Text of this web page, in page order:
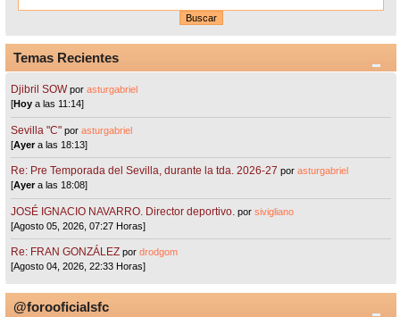
Temas Recientes
Djibril SOW porasturgabriel
[Hoy a las 11:14]
Sevilla "C"porasturgabriel
[Ayera las 18:13]
Re: Pre Temporada del Sevilla, durante la tda. 2026-27 porasturgabriel
[Ayera las 18:08]
JOSÉ IGNACIO NAVARRO. Director deportivo. porsivigliano
[Agosto 05, 2026, 07:27 Horas]
Re: FRAN GONZÁLEZ pordrodgom
[Agosto 04, 2026, 22:33 Horas]
@forooficialsfc